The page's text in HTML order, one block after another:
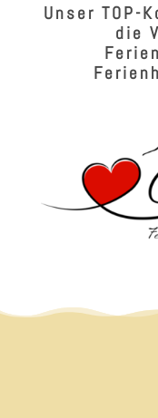
Unser TOP-
die